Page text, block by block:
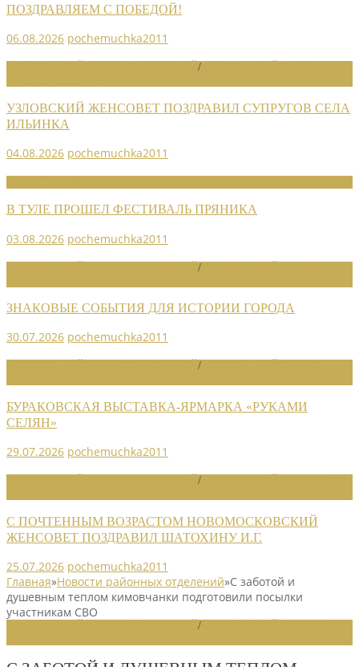
ПОЗДРАВЛЯЕМ С ПОБЕДОЙ!
06.08.2026 pochemuchka2011
/
УЗЛОВСКИЙ ЖЕНСОВЕТ ПОЗДРАВИЛ СУПРУГОВ СЕЛА
ИЛЬИНКА
04.08.2026 pochemuchka2011
В ТУЛЕ ПРОШЕЛ ФЕСТИВАЛЬ ПРЯНИКА
03.08.2026 pochemuchka2011
/
ЗНАКОВЫЕ СОБЫТИЯ ДЛЯ ИСТОРИИ ГОРОДА
30.07.2026 pochemuchka2011
/
БУРАКОВСКАЯ ВЫСТАВКА-ЯРМАРКА «РУКАМИ
СЕЛЯН»
29.07.2026 pochemuchka2011
/
С ПОЧТЕННЫМ ВОЗРАСТОМ НОВОМОСКОВСКИЙ
ЖЕНСОВЕТ ПОЗДРАВИЛ ШАТОХИНУ И.Г.
25.07.2026 pochemuchka2011
Главная»Новости районных отделений»С заботой и
душевным теплом кимовчанки подготовили посылки
участникам СВО
/